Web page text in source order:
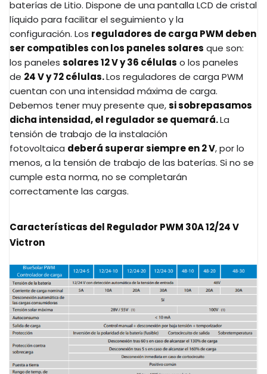
baterías de Litio. Dispone de una pantalla LCD de cristal
líquido para facilitar el seguimiento y la
configuración. Los reguladores de carga PWM deben
ser compatibles con los paneles solares que son:
los paneles solares 12 V y 36 células o los paneles
de 24 V y 72 células.Los reguladores de carga PWM
cuentan con una intensidad máxima de carga.
Debemos tener muy presente que,si sobrepasamos
dicha intensidad, el regulador se quemará.La
tensión de trabajo de la instalación
fotovoltaica deberá superar siempre en 2 V, por lo
menos, a la tensión de trabajo de las baterías. Si no se
cumple esta norma, no se completarán
correctamente las cargas.
Características del Regulador PWM 30A 12/24 V
Victron